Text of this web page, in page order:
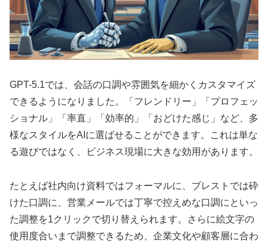
GPT-5.1では、会話の口調や雰囲気を細かくカスタマイズ
できるようになりました。「フレンドリー」「プロフェッ
ショナル」「率直」「効率的」「おどけた感じ」など、多
様なスタイルをAIに選ばせることができます。これは単な
る遊びではなく、ビジネス現場に大きな効用があります。
たとえば社内向け資料ではフォーマルに、ブレストでは砕
けた口調に、営業メールでは丁寧で控えめな口調にといっ
た調整を1クリックで切り替えられます。さらに絵文字の
使用度合いまで調整できるため、企業文化や顧客層に合わ